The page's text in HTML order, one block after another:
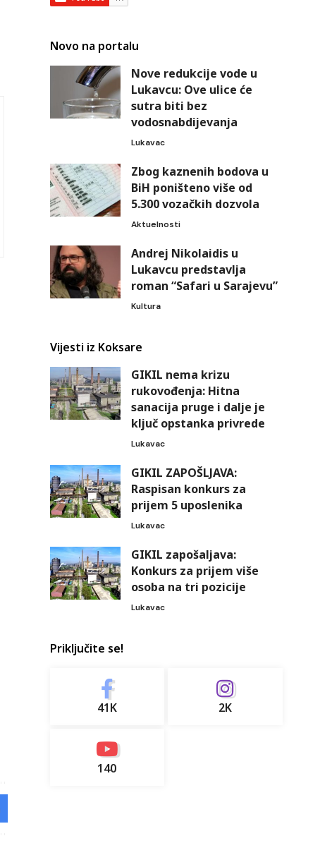
Novo na portalu
Nove redukcije vode u
Lukavcu: Ove ulice će
sutra biti bez
vodosnabdijevanja
Lukavac
Zbog kaznenih bodova u
BiH poništeno više od
5.300 vozačkih dozvola
Aktuelnosti
Andrej Nikolaidis u
Lukavcu predstavlja
roman “Safari u Sarajevu”
Kultura
Vijesti iz Koksare
GIKIL nema krizu
rukovođenja: Hitna
sanacija pruge i dalje je
ključ opstanka privrede
Lukavac
GIKIL ZAPOŠLJAVA:
Raspisan konkurs za
prijem 5 uposlenika
Lukavac
GIKIL zapošaljava:
Konkurs za prijem više
osoba na tri pozicije
Lukavac
Priključite se!
41K 2K
140